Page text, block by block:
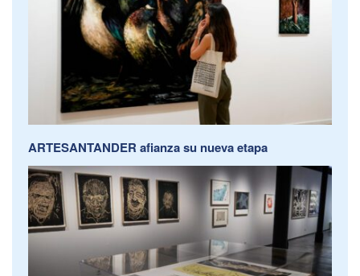
ARTESANTANDER afianza su nueva etapa